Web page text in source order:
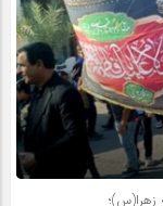
زهرا(س)؛